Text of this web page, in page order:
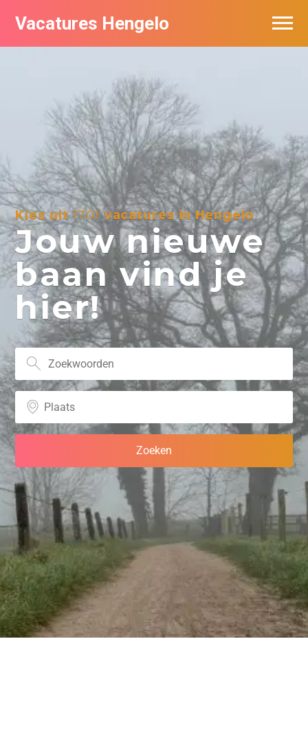
Vacatures Hengelo
Kies uit1701vacatures in Hengelo
Jouw nieuwe
baan vind je
hier!
Vacatures per bedrijf in Hengelo
Nieuwsbrief feed